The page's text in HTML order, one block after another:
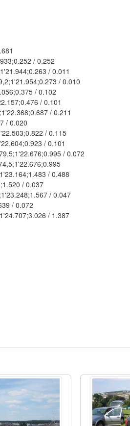
/ 0.252
/ 0.011
/ 0.010
/ 0.102
/ 0.101
/ 0.211
/ 0.020
/ 0.115
/ 0.101
/ 0.072
/ 0.488
/ 0.037
/ 0.047
/ 0.072
/ 1.387